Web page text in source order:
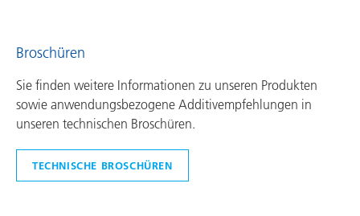
Broschüren
Sie finden weitere Informationen zu unseren Produkten
sowie anwendungsbezogene Additivempfehlungen in
unseren technischen Broschüren.
TECHNISCHE BROSCHÜREN